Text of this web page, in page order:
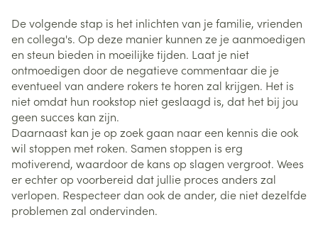
De volgende stap is het inlichten van je familie, vrienden
en collega's. Op deze manier kunnen ze je aanmoedigen
en steun bieden in moeilijke tijden. Laat je niet
ontmoedigen door de negatieve commentaar die je
eventueel van andere rokers te horen zal krijgen. Het is
niet omdat hun rookstop niet geslaagd is, dat het bij jou
geen succes kan zijn.
Daarnaast kan je op zoek gaan naar een kennis die ook
wil stoppen met roken. Samen stoppen is erg
motiverend, waardoor de kans op slagen vergroot. Wees
er echter op voorbereid dat jullie proces anders zal
verlopen. Respecteer dan ook de ander, die niet dezelfde
problemen zal ondervinden.